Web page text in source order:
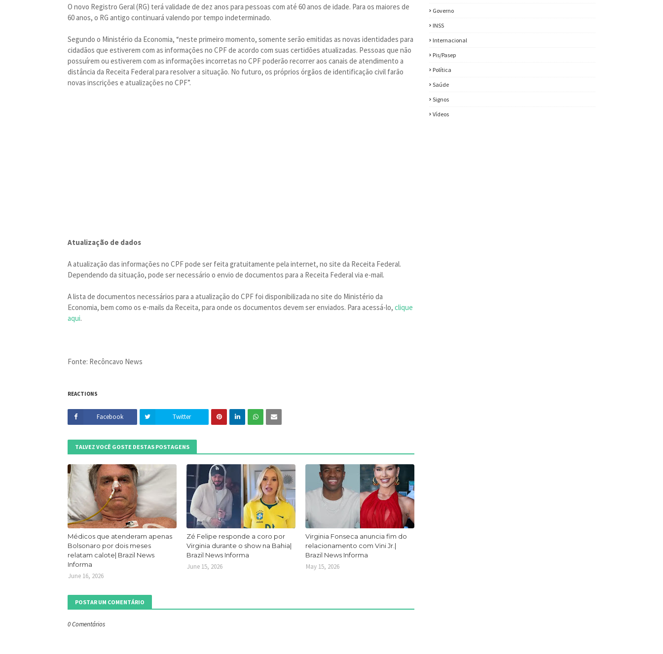
O novo Registro Geral (RG) terá validade de dez anos para pessoas com até 60 anos de idade. Para os maiores de
60 anos, o RG antigo continuará valendo por tempo indeterminado.
Segundo o Ministério da Economia, “neste primeiro momento, somente serão emitidas as novas identidades para
cidadãos que estiverem com as informações no CPF de acordo com suas certidões atualizadas. Pessoas que não
possuírem ou estiverem com as informações incorretas no CPF poderão recorrer aos canais de atendimento a
distância da Receita Federal para resolver a situação. No futuro, os próprios órgãos de identificação civil farão
novas inscrições e atualizações no CPF”.
Atualização de dados
A atualização das informações no CPF pode ser feita gratuitamente pela internet, no site da Receita Federal.
Dependendo da situação, pode ser necessário o envio de documentos para a Receita Federal via e-mail.
A lista de documentos necessários para a atualização do CPF foi disponibilizada no site do Ministério da
Economia, bem como os e-mails da Receita, para onde os documentos devem ser enviados. Para acessá-lo, clique
aqui.
Fonte: Recôncavo News
REACTIONS
Facebook Twitter
TALVEZ VOCÊ GOSTE DESTAS POSTAGENS
Médicos que atenderam apenas
Bolsonaro por dois meses
relatam calote| Brazil News
Informa
June 16, 2026
Zé Felipe responde a coro por
Virginia durante o show na Bahia|
Brazil News Informa
June 15, 2026
Virginia Fonseca anuncia fim do
relacionamento com Vini Jr.|
Brazil News Informa
May 15, 2026
POSTAR UM COMENTÁRIO
0 Comentários
Governo
INSS
Internacional
Pis/Pasep
Política
Saúde
Signos
Vídeos